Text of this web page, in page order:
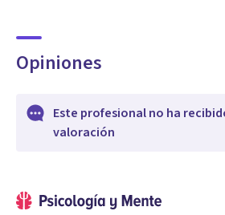
Opiniones
Este profesional no ha
valoración